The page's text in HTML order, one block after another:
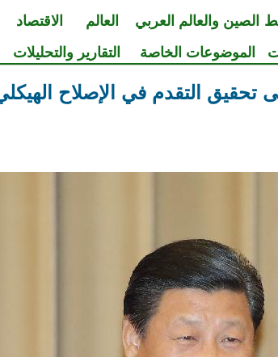
الصين والعالم العربي العالم الاقتصاد
الموضوعات الخاصة التقارير والتحليلات
تحقيق التقدم في الإصلاح